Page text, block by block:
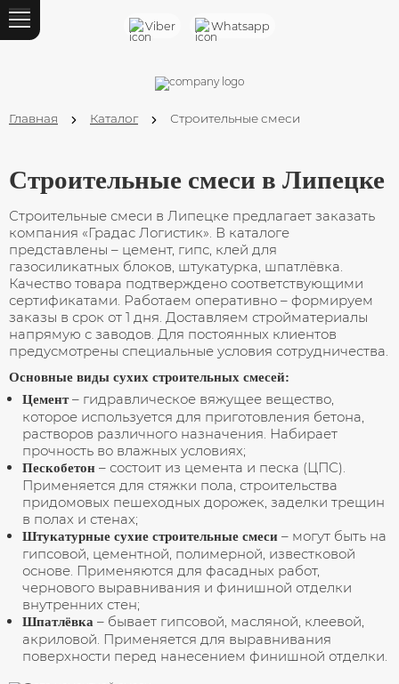
Viber Whatsapp
Кирпич облицовочный
Кирпич ручной формовки
Клинкер лицевой
Кирпич строительный
Силикатный кирпич
Шамотный кирпич
Газосиликатный блок
Блок ФБС
Плита перекрытия
Строительные смеси
Главная Каталог Строительные смеси
Строительные смеси в Липецке
Строительные смеси в Липецке предлагает заказать
компания «Градас Логистик». В каталоге
представлены – цемент, гипс, клей для
газосиликатных блоков, штукатурка, шпатлёвка.
Качество товара подтверждено соответствующими
сертификатами. Работаем оперативно – формируем
заказы в срок от 1 дня. Доставляем стройматериалы
напрямую с заводов. Для постоянных клиентов
предусмотрены специальные условия сотрудничества.
Основные виды сухих строительных смесей:
Цемент– гидравлическое вяжущее вещество,
которое используется для приготовления бетона,
растворов различного назначения. Набирает
прочность во влажных условиях;
Пескобетон – состоит из цемента и песка (ЦПС).
Применяется для стяжки пола, строительства
придомовых пешеходных дорожек, заделки трещин
в полах и стенах;
Штукатурные сухие строительные смеси – могут быть на
гипсовой, цементной, полимерной, известковой
основе. Применяются для фасадных работ,
чернового выравнивания и финишной отделки
внутренних стен;
Шпатлёвка – бывает гипсовой, масляной, клеевой,
акриловой. Применяется для выравнивания
поверхности перед нанесением финишной отделки.